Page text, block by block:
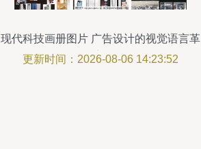
现代科技画册图片 广告设计的视觉语言革
新
更新时间：2026-08-06 14:23:52